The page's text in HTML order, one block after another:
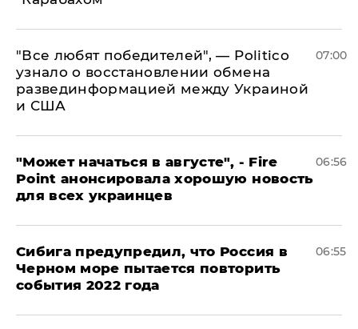
​"Все любят победителей", — Politico
узнало о восстановлении обмена
развединформацией между Украиной
и США
07:00
"Может начаться в августе", - Fire
Point анонсировала хорошую новость
для всех украинцев
06:56
Сибига предупредил, что Россия в
Черном море пытается повторить
события 2022 года
06:55